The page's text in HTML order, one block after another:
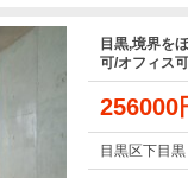
目黒,境界を
可/オフィス
目黒区下目黒